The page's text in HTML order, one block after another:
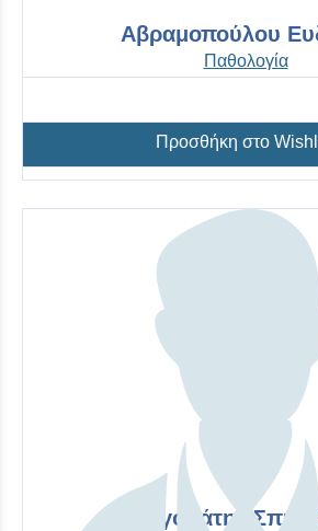
Αβραμοπούλου
Παθολογία
Προσθήκη στο
Λαγοπάτης